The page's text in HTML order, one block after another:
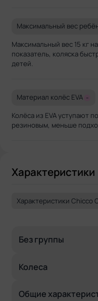
Максимальный вес
Максимальный вес 15 кг
показатель, коляска
детей.
Материал колёс EVA -
Колёса из EVA уступают
резиновым, меньше
Характеристики
Характеристики Chicco
Без группы
Колеса
Общие